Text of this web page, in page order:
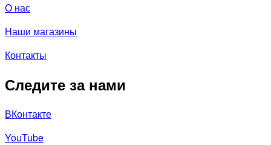
О нас
Наши магазины
Контакты
Следите за нами
ВКонтакте
YouTube